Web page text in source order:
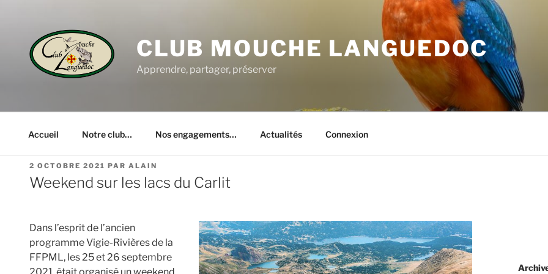
principal
CLUB MOUCHE LANGUEDOC
Apprendre, partager, préserver
Accueil Notre club… Nos engagements… Actualités Connexion
PUBLIÉ
LE
2 OCTOBRE 2021 PAR ALAIN
Weekend sur les lacs du Carlit
Dans l’esprit de l’ancien
programme Vigie-Rivières de la
FFPML, les 25 et 26 septembre